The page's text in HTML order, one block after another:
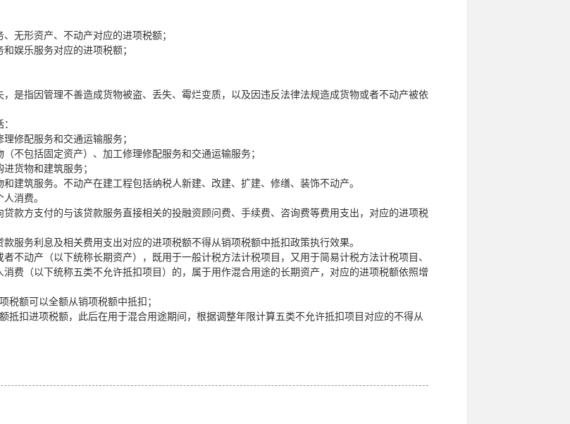
形资产、不动产对应的进项税额；
娱乐服务对应的进项税额；
是指因管理不善造成货物被盗、丢失、霉烂变质，以及因违反法律法规造成货物或者不动产被依
修配服务和交通运输服务；
不包括固定资产）、加工修理修配服务和交通运输服务；
货物和建筑服务；
建筑服务。不动产在建工程包括纳税人新建、改建、扩建、修缮、装饰不动产。
消费。
款方支付的与该贷款服务直接相关的投融资顾问费、手续费、咨询费等费用支出，对应的进项税
服务利息及相关费用支出对应的进项税额不得从销项税额中抵扣政策执行效果。
不动产（以下统称长期资产），既用于一般计税方法计税项目，又用于简易计税方法计税项目、
费（以下统称五类不允许抵扣项目）的，属于用作混合用途的长期资产，对应的进项税额依照增
税额可以全额从销项税额中抵扣；
抵扣进项税额，此后在用于混合用途期间，根据调整年限计算五类不允许抵扣项目对应的不得从